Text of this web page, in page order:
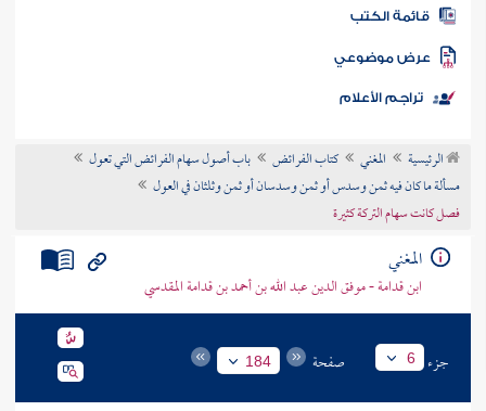
المكتبة
الكتب
موضوعي
تراجم الأعلام
الرئيسية المغني كتاب الفرائض
باب أصول سهام الفرائض التي تعول
مسألة ما كان فيه ثمن وسدس أو ثمن وسدسان أو ثمن وثلثان في العول
فصل كانت سهام التركة كثيرة
المغني
ابن قدامة - موفق الدين عبد الله بن أحمد بن قدامة المقدسي
جزء 6 صفحة 184